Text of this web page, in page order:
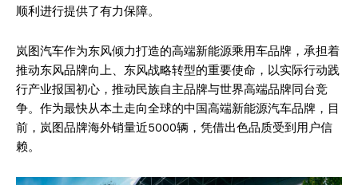
顺利进行提供了有力保障。
岚图汽车作为东风倾力打造的高端新能源乘用车品牌，承担着
推动东风品牌向上、东风战略转型的重要使命，以实际行动践
行产业报国初心，推动民族自主品牌与世界高端品牌同台竞
争。作为最快从本土走向全球的中国高端新能源汽车品牌，目
前，岚图品牌海外销量近5000辆，凭借出色品质受到用户信
赖。